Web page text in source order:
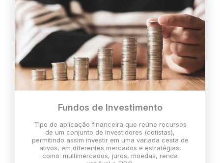
Fundos de Investimento
Tipo de aplicação financeira que reúne recursos
de um conjunto de investidores (cotistas),
permitindo assim investir em uma variada cesta de
ativos, em diferentes mercados e estratégias,
como: multimercados, juros, moedas, renda